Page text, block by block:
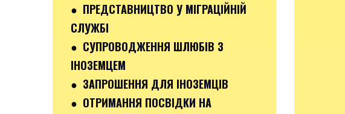
● ПРЕДСТАВНИЦТВО У МІГРАЦІЙНІЙ
СЛУЖБІ
● СУПРОВОДЖЕННЯ ШЛЮБІВ З
ІНОЗЕМЦЕМ
● ЗАПРОШЕННЯ ДЛЯ ІНОЗЕМЦІВ
● ОТРИМАННЯ ПОСВІДКИ НА